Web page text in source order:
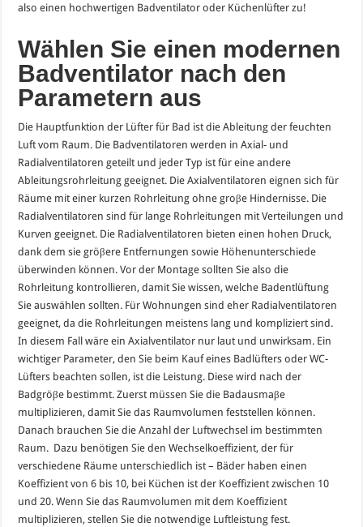
also einen hochwertigen Badventilator oder Küchenlüfter zu!
Wählen Sie einen modernen
Badventilator nach den
Parametern aus
Die Hauptfunktion der Lüfter für Bad ist die Ableitung der feuchten
Luft vom Raum. Die Badventilatoren werden in Axial- und
Radialventilatoren geteilt und jeder Typ ist für eine andere
Ableitungsrohrleitung geeignet. Die Axialventilatoren eignen sich für
Räume mit einer kurzen Rohrleitung ohne groβe Hindernisse. Die
Radialventilatoren sind für lange Rohrleitungen mit Verteilungen und
Kurven geeignet. Die Radialventilatoren bieten einen hohen Druck,
dank dem sie gröβere Entfernungen sowie Höhenunterschiede
überwinden können. Vor der Montage sollten Sie also die
Rohrleitung kontrollieren, damit Sie wissen, welche Badentlüftung
Sie auswählen sollten. Für Wohnungen sind eher Radialventilatoren
geeignet, da die Rohrleitungen meistens lang und kompliziert sind.
In diesem Fall wäre ein Axialventilator nur laut und unwirksam. Ein
wichtiger Parameter, den Sie beim Kauf eines Badlüfters oder WC-
Lüfters beachten sollen, ist die Leistung. Diese wird nach der
Badgröβe bestimmt. Zuerst müssen Sie die Badausmaβe
multiplizieren, damit Sie das Raumvolumen feststellen können.
Danach brauchen Sie die Anzahl der Luftwechsel im bestimmten
Raum. Dazu benötigen Sie den Wechselkoeffizient, der für
verschiedene Räume unterschiedlich ist – Bäder haben einen
Koeffizient von 6 bis 10, bei Küchen ist der Koeffizient zwischen 10
und 20. Wenn Sie das Raumvolumen mit dem Koeffizient
multiplizieren, stellen Sie die notwendige Luftleistung fest.